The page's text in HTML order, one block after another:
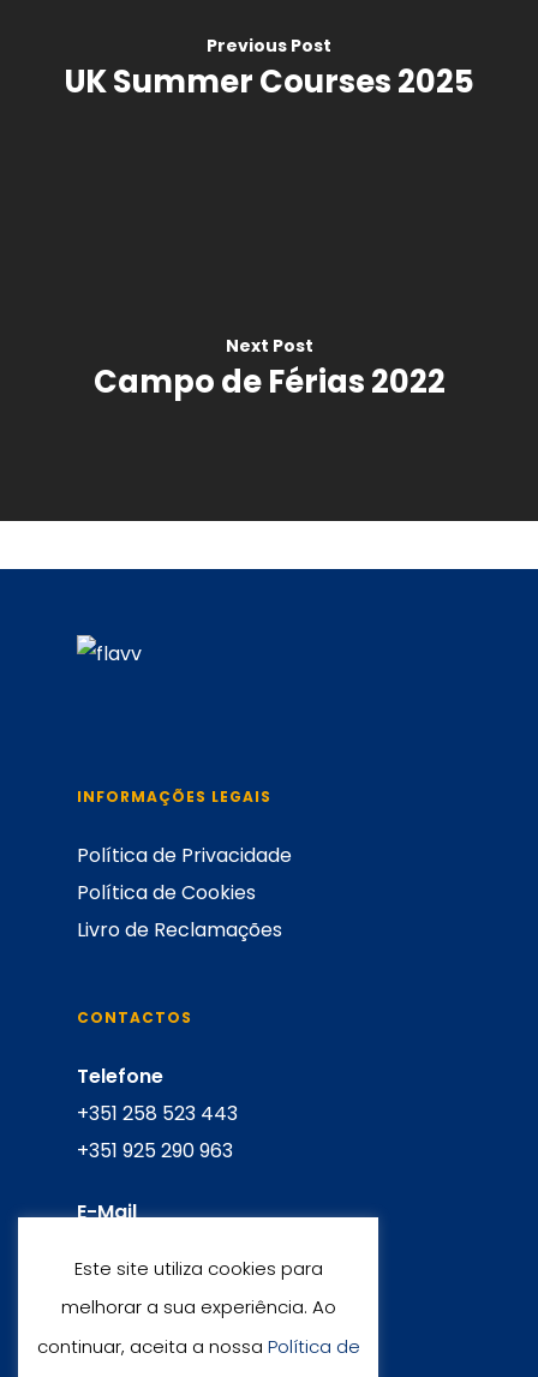
Previous Post
UK Summer Courses 2025
Next Post
Campo de Férias 2022
INFORMAÇÕES LEGAIS
Política de Privacidade
Política de Cookies
Livro de Reclamações
CONTACTOS
Telefone
+351 258 523 443
+351 925 290 963
E-Mail
MORADAS
Este site utiliza cookies para
melhorar a sua experiência. Ao
continuar, aceita a nossa Política de